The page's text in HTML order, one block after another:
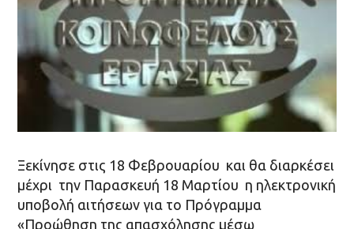
Ξεκίνησε στις 18 Φεβρουαρίου και θα διαρκέσει
μέχρι την Παρασκευή 18 Μαρτίου η ηλεκτρονική
υποβολή αιτήσεων για το Πρόγραμμα
«Προώθηση της απασχόλησης μέσω